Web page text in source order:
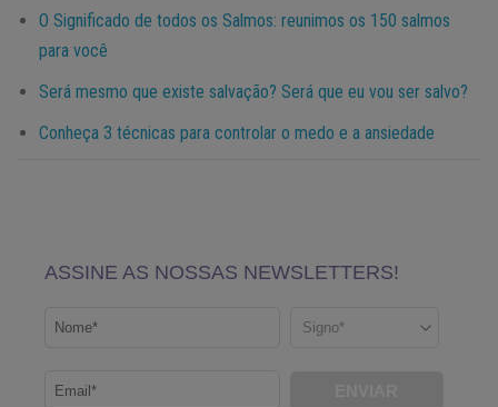
O Significado de todos os Salmos: reunimos os 150 salmos
para você
Será mesmo que existe salvação? Será que eu vou ser salvo?
Conheça 3 técnicas para controlar o medo e a ansiedade